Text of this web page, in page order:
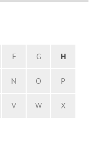
F G H
N O P
V W X